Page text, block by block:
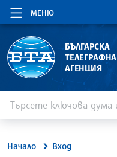
МЕНЮ
БЪЛГАРСКА
ТЕЛЕГРАФНА
АГЕНЦИЯ
Начало Вход